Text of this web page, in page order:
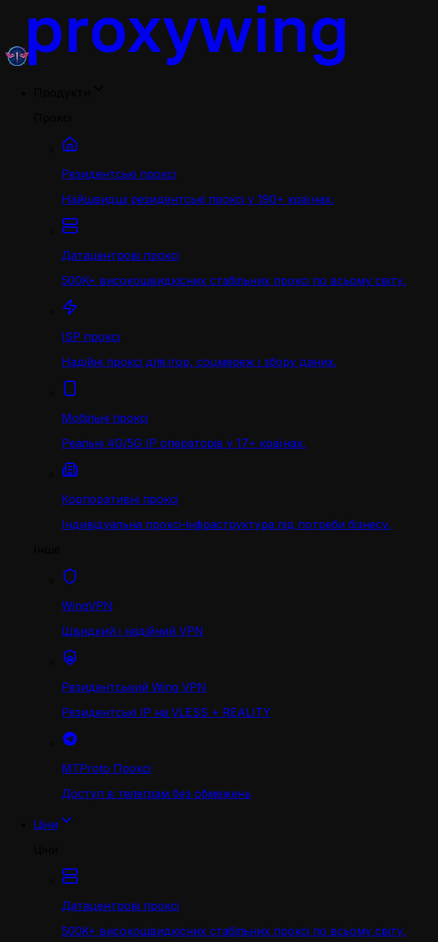
Резидентські проксі
Найшвидші резидентські проксі у 190+ країнах.
Датацентрові проксі
500K+ високошвидкісних стабільних проксі по всьому світу.
ISP проксі
Надійні проксі для ігор, соцмереж і збору даних.
Мобільні проксі
Реальні 4G/5G IP операторів у 17+ країнах.
Корпоративні проксі
Індивідуальна проксі-інфраструктура під потреби бізнесу.
WingVPN
Швидкий і надійний VPN
Резидентський Wing VPN
Резидентські IP на VLESS + REALITY
MTProto Проксі
Доступ в телеграм без обмежень
Ціни
Датацентрові проксі
500K+ високошвидкісних стабільних проксі по всьому світу.